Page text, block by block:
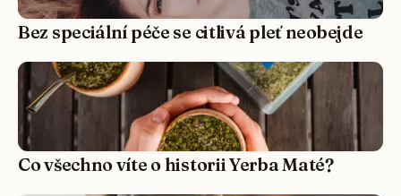
Bez speciální péče se citlivá pleť neobejde
Co všechno víte o historii Yerba Maté?